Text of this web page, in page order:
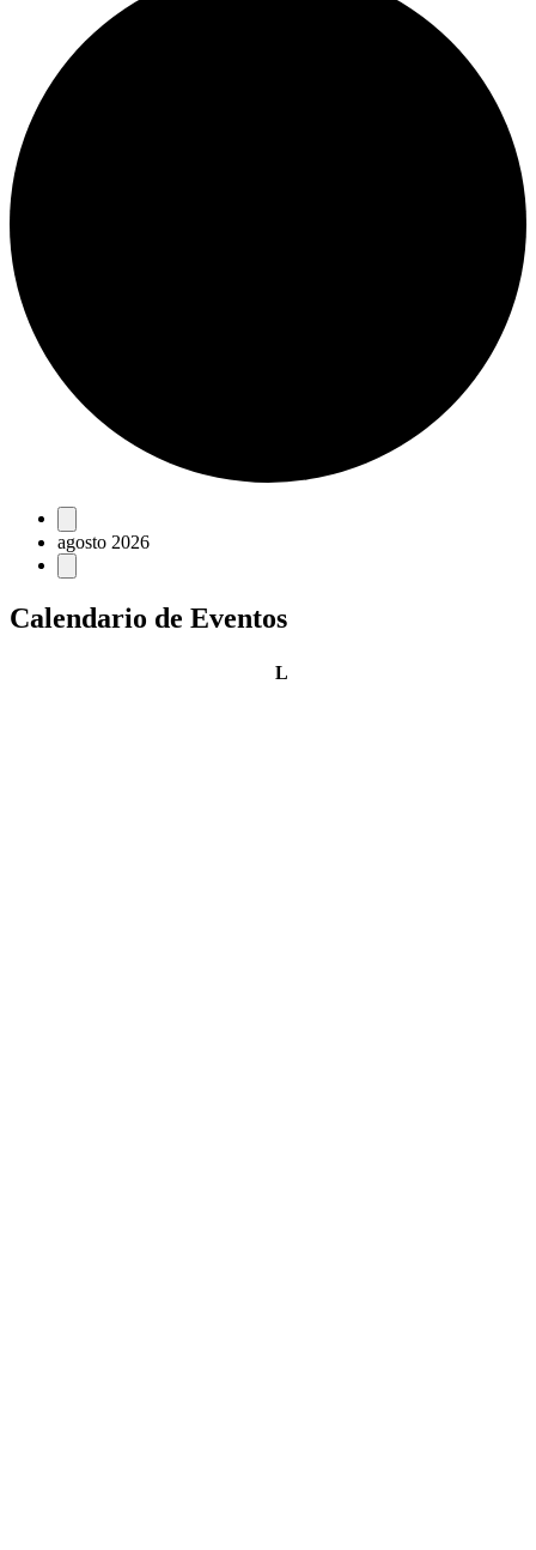
Eventos
agosto 2026
Calendario de Eventos
Llunes